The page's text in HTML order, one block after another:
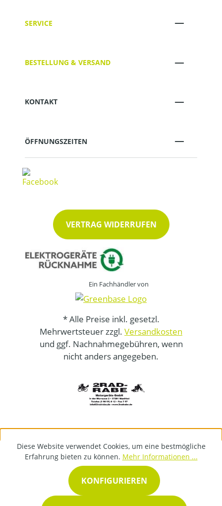
SERVICE
BESTELLUNG & VERSAND
KONTAKT
ÖFFNUNGSZEITEN
VERTRAG WIDERRUFEN
Ein Fachhändler von
* Alle Preise inkl. gesetzl.
Mehrwertsteuer zzgl. Versandkosten
und ggf. Nachnahmegebühren, wenn
nicht anders angegeben.
Diese Website verwendet Cookies, um eine bestmögliche
Erfahrung bieten zu können. Mehr Informationen ...
KONFIGURIEREN